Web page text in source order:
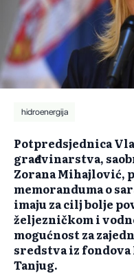
hidroenergija
Potpredsjednica
građevinarstva,
Zorana Mihajlović,
memoranduma o
imaju za cilj bolje
željezničkom i
mogućnost za
sredstva iz
Tanjug.